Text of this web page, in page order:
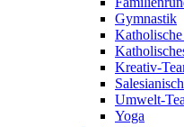
Gymnastik
Kreativ-
Umwelt-
Yoga